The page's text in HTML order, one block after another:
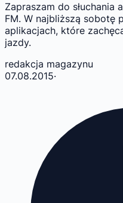
Zapraszam do słuchania
FM. W najbliższą sobotę
aplikacjach, które
jazdy.
redakcja magazynu
07.08.2015·